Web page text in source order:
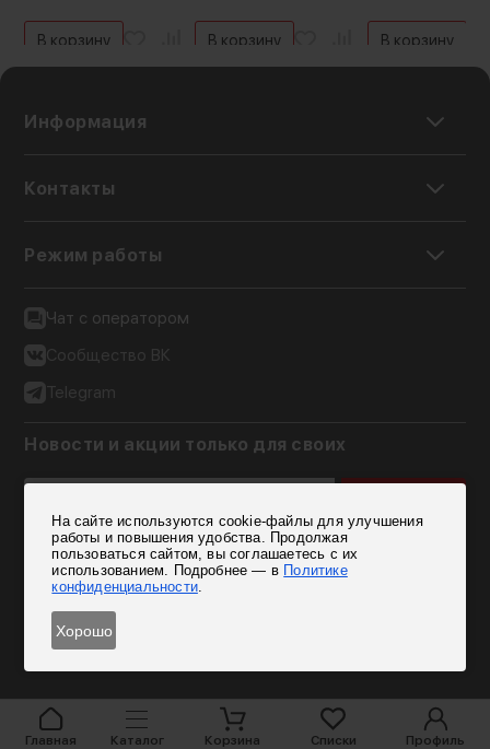
Главная Каталог Корзина Списки Профиль
стразами прямиком из Австрии,
В корзину В корзину В корзину
Информация
Контакты
Режим работы
Чат с оператором
Сообщество ВК
Telegram
Новости и акции только для своих
Согласен на обработку персональных данных
На сайте используются cookie-файлы для улучшения
работы и повышения удобства. Продолжая
пользоваться сайтом, вы соглашаетесь с их
использованием. Подробнее — в Политике
конфиденциальности.
Хорошо